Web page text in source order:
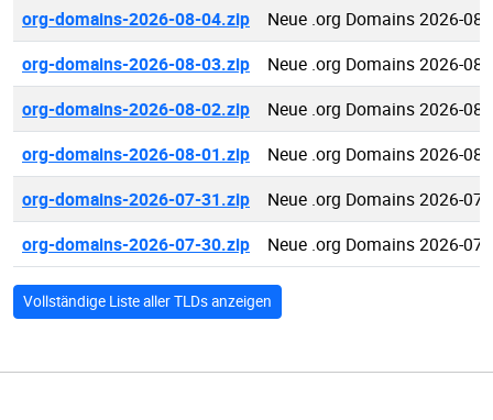
org-domains-2026-08-04.zip
Neue .org Domains 2026-08-
org-domains-2026-08-03.zip
Neue .org Domains 2026-08-
org-domains-2026-08-02.zip
Neue .org Domains 2026-08-
org-domains-2026-08-01.zip
Neue .org Domains 2026-08-
org-domains-2026-07-31.zip
Neue .org Domains 2026-07-
org-domains-2026-07-30.zip
Neue .org Domains 2026-07-
Vollständige Liste aller TLDs anzeigen